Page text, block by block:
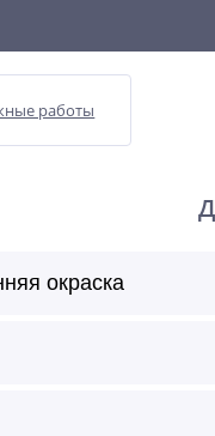
работы
окраска